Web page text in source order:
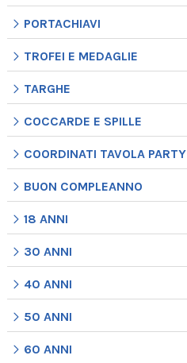
PORTACHIAVI
TROFEI E MEDAGLIE
TARGHE
COCCARDE E SPILLE
COORDINATI TAVOLA PARTY
BUON COMPLEANNO
18 ANNI
30 ANNI
40 ANNI
50 ANNI
60 ANNI